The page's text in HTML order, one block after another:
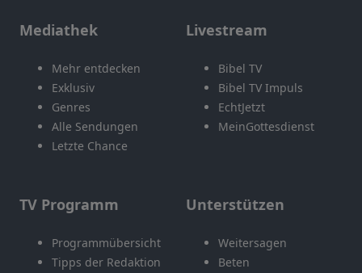
Mediathek
Mehr entdecken
Exklusiv
Genres
Alle Sendungen
Letzte Chance
Livestream
Bibel TV
Bibel TV Impuls
EchtJetzt
MeinGottesdienst
TV Programm
Programmübersicht
Tipps der Redaktion
Unterstützen
Weitersagen
Beten